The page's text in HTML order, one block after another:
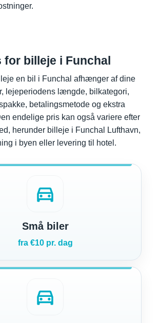
for billeje i Funchal
leje en bil i Funchal afhænger af dine
lejeperiodens længde, bilkategori,
betalingsmetode og ekstra
endelige pris kan også variere efter
herunder billeje i Funchal Lufthavn,
i byen eller levering til hotel.
directions_car
Små biler
fra €10 pr. dag
directions_car